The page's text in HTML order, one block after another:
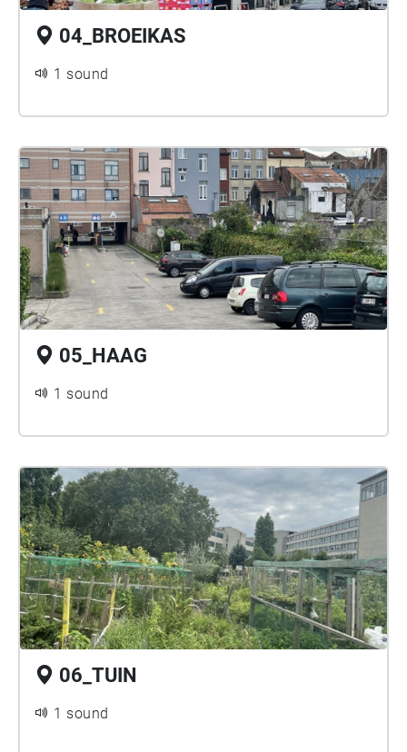
04_BROEIKAS
1 sound
05_HAAG
1 sound
06_TUIN
1 sound